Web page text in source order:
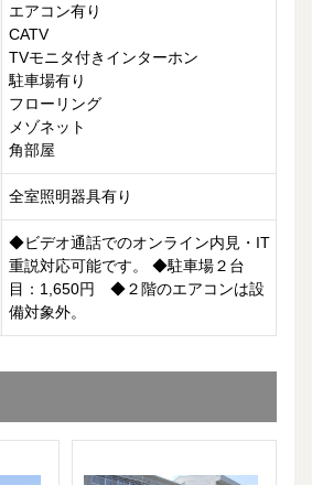
エアコン有り
CATV
TVモニタ付きインターホン
駐車場有り
フローリング
メゾネット
角部屋
全室照明器具有り
◆ビデオ通話でのオンライン内見・IT
重説対応可能です。 ◆駐車場２台
目：1,650円 ◆２階のエアコンは設
備対象外。